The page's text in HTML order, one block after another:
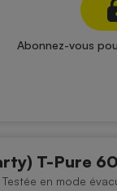
Abonnez-vous
T-Pure
en mode